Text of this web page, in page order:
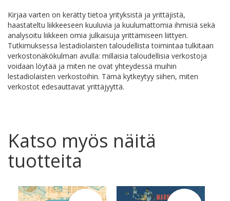
Kirjaa varten on kerätty tietoa yrityksistä ja yrittäjistä,
haastateltu liikkeeseen kuuluvia ja kuulumattomia ihmisiä sekä
analysoitu liikkeen omia julkaisuja yrittämiseen liittyen.
Tutkimuksessa lestadiolaisten taloudellista toimintaa tulkitaan
verkostonäkökulman avulla: millaisia taloudellisia verkostoja
voidaan löytää ja miten ne ovat yhteydessä muihin
lestadiolaisten verkostoihin. Tämä kytkeytyy siihen, miten
verkostot edesauttavat yrittäjyyttä.
Katso myös näitä
tuotteita